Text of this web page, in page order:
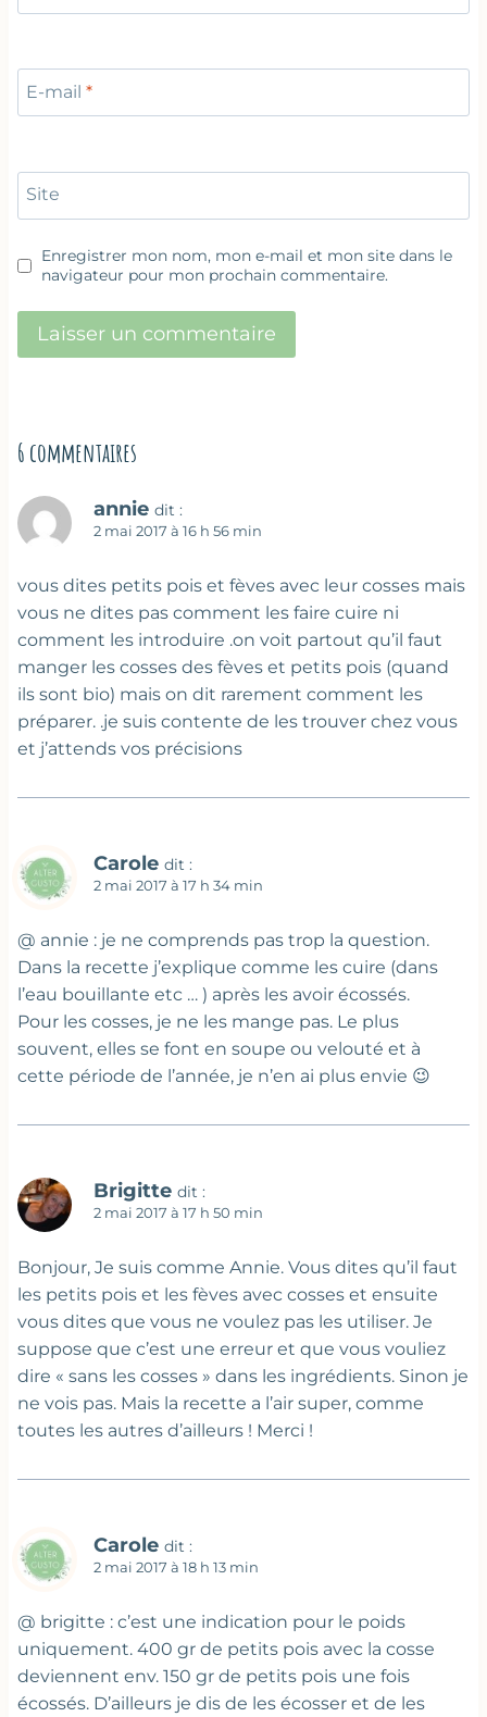
E-mail *
Site
Enregistrer mon nom, mon e-mail et mon site dans le
navigateur pour mon prochain commentaire.
6 commentaires
annie dit :
2 mai 2017 à 16 h 56 min
vous dites petits pois et fèves avec leur cosses mais
vous ne dites pas comment les faire cuire ni
comment les introduire .on voit partout qu’il faut
manger les cosses des fèves et petits pois (quand
ils sont bio) mais on dit rarement comment les
préparer. .je suis contente de les trouver chez vous
et j’attends vos précisions
Carole dit :
2 mai 2017 à 17 h 34 min
@ annie : je ne comprends pas trop la question.
Dans la recette j’explique comme les cuire (dans
l’eau bouillante etc … ) après les avoir écossés.
Pour les cosses, je ne les mange pas. Le plus
souvent, elles se font en soupe ou velouté et à
cette période de l’année, je n’en ai plus envie 😉
Brigitte dit :
2 mai 2017 à 17 h 50 min
Bonjour, Je suis comme Annie. Vous dites qu’il faut
les petits pois et les fèves avec cosses et ensuite
vous dites que vous ne voulez pas les utiliser. Je
suppose que c’est une erreur et que vous vouliez
dire « sans les cosses » dans les ingrédients. Sinon je
ne vois pas. Mais la recette a l’air super, comme
toutes les autres d’ailleurs ! Merci !
Carole dit :
2 mai 2017 à 18 h 13 min
@ brigitte : c’est une indication pour le poids
uniquement. 400 gr de petits pois avec la cosse
deviennent env. 150 gr de petits pois une fois
écossés. D’ailleurs je dis de les écosser et de les